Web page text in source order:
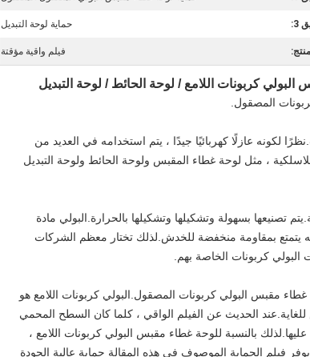
3: حماية لوحة التبديل
فيلم واقية مؤقتة
كربونات اللامع / لوحة الحائط / لوحة التبديل
المصقول.
لكونه عازلًا كهربائيًا جيدًا ، يتم استخدامه في العديد من
، مثل لوحة غطاء المقبس ولوحة الحائط ولوحة التبديل
تصنيعها بسهولة وتشكيلها وتشكيلها بالحرارة.البولي مادة
يتمتع بمقاومة منخفضة للخدش.لذلك تختار معظم الشركات
كربونات الخاصة بهم.
مقبس البولي كربونات المصقول.البولي كربونات اللامع هو
الحديث عن الفيلم الواقي ، كلما كان السطح المحمي
بالنسبة للوحة غطاء مقبس البولي كربونات اللامع ،
فيلم الحماية الموصوف في هذه المقالة حماية عالية الجودة